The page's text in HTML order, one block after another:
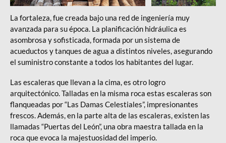
La fortaleza, fue creada bajo una red de ingeniería muy
avanzada para su época. La planificación hidráulica es
asombrosa y sofisticada, formada por un sistema de
acueductos y tanques de agua a distintos niveles, asegurando
el suministro constante a todos los habitantes del lugar.
Las escaleras que llevan a la cima, es otro logro
arquitectónico. Talladas en la misma roca estas escaleras son
flanqueadas por “Las Damas Celestiales”, impresionantes
frescos. Además, en la parte alta de las escaleras, existen las
llamadas “Puertas del León”, una obra maestra tallada en la
roca que evoca la majestuosidad del imperio.